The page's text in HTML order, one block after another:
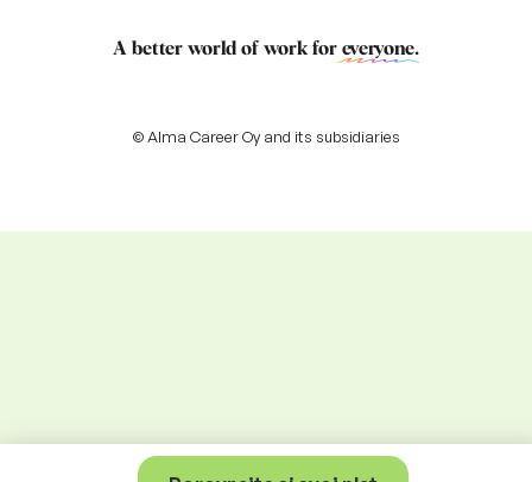
A better world of work for everyone.
© Alma Career Oy and its subsidiaries